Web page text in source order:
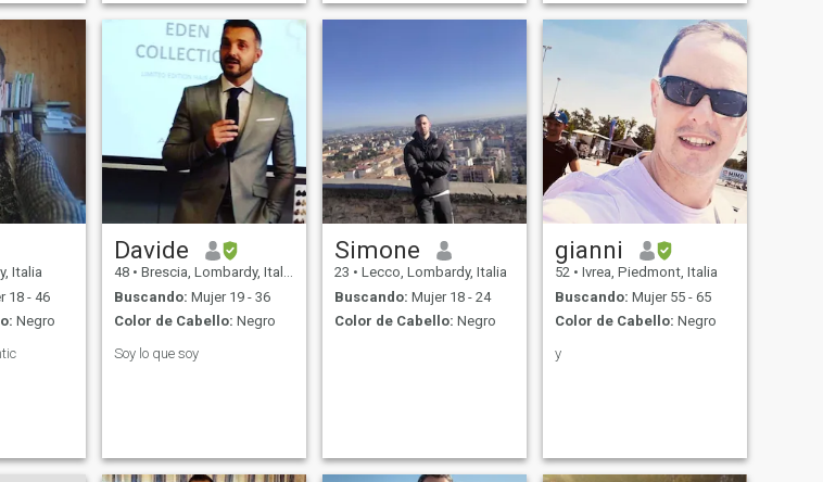
Italia
18 - 46
Negro
Davide
48 • Brescia, Lombardy, Italia
Buscando: Mujer 19 - 36
Color de Cabello: Negro
Soy lo que soy
Simone
23 • Lecco, Lombardy, Italia
Buscando: Mujer 18 - 24
Color de Cabello: Negro
gianni
52 • Ivrea, Piedmont, Italia
Buscando: Mujer 55 - 65
Color de Cabello: Negro
y